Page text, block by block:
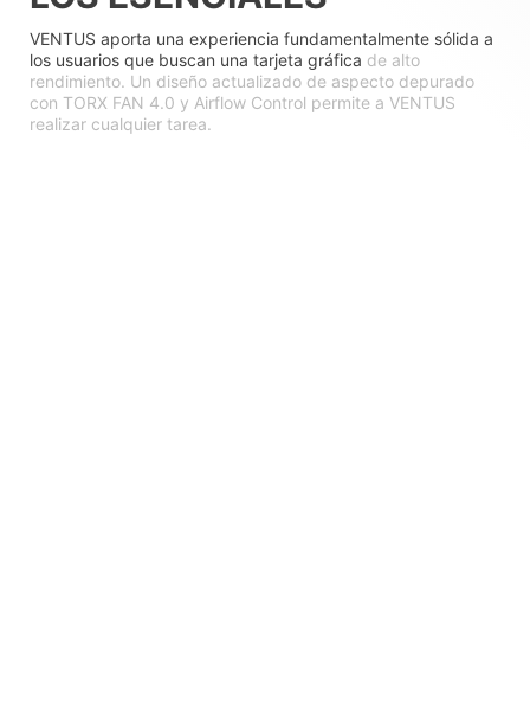
VENTUS aporta una experiencia fundamentalmente sólida a
los usuarios que buscan una tarjeta gráfica de alto
rendimiento. Un diseño actualizado de aspecto depurado
con TORX FAN 4.0 y Airflow Control permite a VENTUS
realizar cualquier tarea.